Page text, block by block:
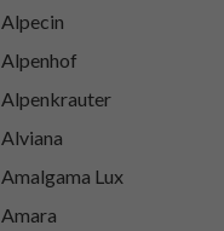
Alpecin
Alpenhof
Alpenkrauter
Alviana
Amalgama Lux
Amara